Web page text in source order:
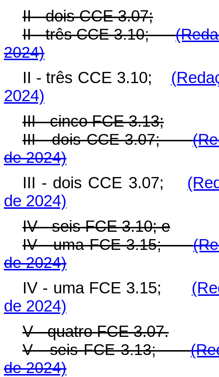
II - dois CCE 3.07;
II - três CCE 3.10;
2024)
II - três CCE 3.10;
2024)
III - cinco FCE 3.13;
III - dois CCE 3.07;
de 2024)
III - dois CCE 3.07;
de 2024)
IV - seis FCE 3.10; e
IV - uma FCE 3.15;
de 2024)
IV - uma FCE 3.15;
de 2024)
V - quatro FCE 3.07.
V - seis FCE 3.13;
de 2024)